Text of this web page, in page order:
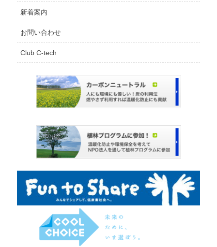
新着案内
お問い合わせ
Club C-tech